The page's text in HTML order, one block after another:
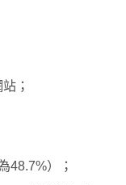
；
48.7%）；